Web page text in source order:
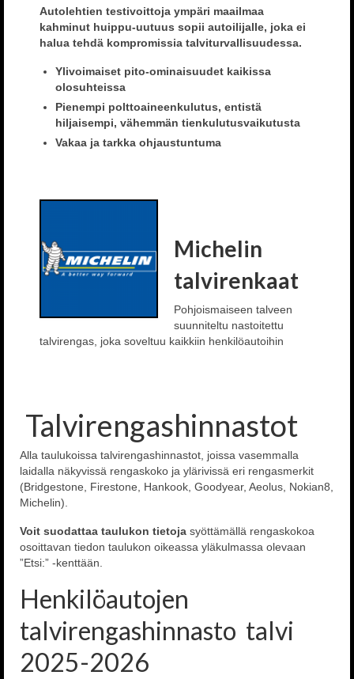
Autolehtien testivoittoja ympäri maailmaa
kahminut huippu-uutuus sopii autoilijalle, joka ei
halua tehdä kompromissia talviturvallisuudessa.
Ylivoimaiset pito-ominaisuudet kaikissa
olosuhteissa
Pienempi polttoaineenkulutus, entistä
hiljaisempi, vähemmän tienkulutusvaikutusta
Vakaa ja tarkka ohjaustuntuma
Michelin
talvirenkaat
Pohjoismaiseen talveen
suunniteltu nastoitettu
talvirengas, joka soveltuu kaikkiin henkilöautoihin
Talvirengashinnastot
Alla taulukoissa talvirengashinnastot, joissa vasemmalla
laidalla näkyvissä rengaskoko ja ylärivissä eri rengasmerkit
(Bridgestone, Firestone, Hankook, Goodyear, Aeolus, Nokian8,
Michelin).
Voit suodattaa taulukon tietoja syöttämällä rengaskokoa
osoittavan tiedon taulukon oikeassa yläkulmassa olevaan
”Etsi:” -kenttään.
Henkilöautojen
talvirengashinnasto talvi
2025-2026